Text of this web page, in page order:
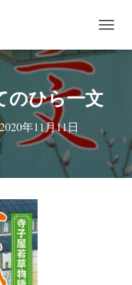
ビ
を
切
り
替
ひら一文
2020年11月11日